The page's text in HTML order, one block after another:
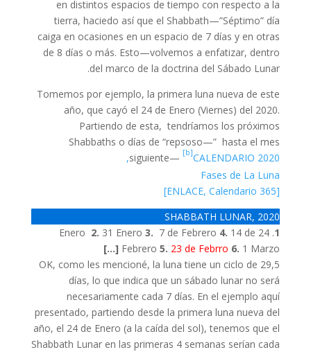
en distintos espacios de tiempo con respecto a la
tierra, haciedo así que el Shabbath—”Séptimo” día
caiga en ocasiones en un espacio de 7 días y en otras
de 8 días o más. Esto—volvemos a enfatizar, dentro
del marco de la doctrina del Sábado Lunar.
Tomemos por ejemplo, la primera luna nueva de este
año, que cayó el 24 de Enero (Viernes) del 2020.
Partiendo de esta, tendríamos los próximos
Shabbaths o días de “repsoso—” hasta el mes
siguiente— [b]CALENDARIO 2020,
Fases de La Luna
[ENLACE, Calendario 365]
SHABBATH LUNAR, 2020
1
. 24 Enero
2. 31 Enero3. 7 de Febrero 4. 14 de
Febrero 5. 23 de Febrro 6. 1 Marzo
[…]
OK, como les mencioné, la luna tiene un ciclo de 29,5
días, lo que indica que un sábado lunar no será
necesariamente cada 7 días. En el ejemplo aquí
presentado, partiendo desde la primera luna nueva del
año, el 24 de Enero (a la caída del sol), tenemos que el
Shabbath Lunar en las primeras 4 semanas serían cada